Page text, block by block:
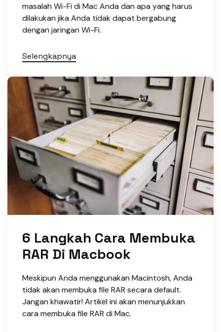
masalah Wi-Fi di Mac Anda dan apa yang harus
dilakukan jika Anda tidak dapat bergabung
dengan jaringan Wi-Fi.
Selengkapnya
6 Langkah Cara Membuka
RAR Di Macbook
Meskipun Anda menggunakan Macintosh, Anda
tidak akan membuka file RAR secara default.
Jangan khawatir! Artikel ini akan menunjukkan
cara membuka file RAR di Mac.